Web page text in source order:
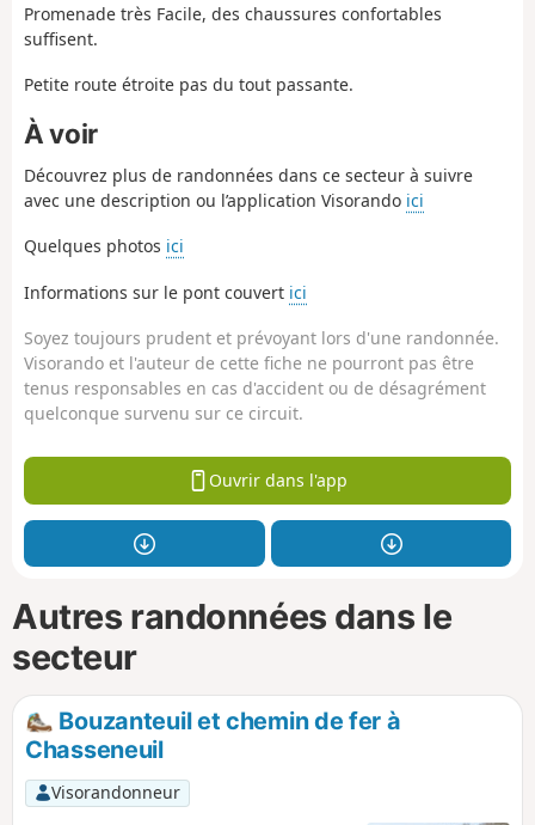
Promenade très Facile, des chaussures confortables
suffisent.
Petite route étroite pas du tout passante.
À voir
Découvrez plus de randonnées dans ce secteur à suivre
avec une description ou l’application Visorando ici
Quelques photos ici
Informations sur le pont couvert ici
Soyez toujours prudent et prévoyant lors d'une randonnée.
Visorando et l'auteur de cette fiche ne pourront pas être
tenus responsables en cas d'accident ou de désagrément
quelconque survenu sur ce circuit.
Ouvrir dans l'app
Autres randonnées dans le
secteur
Bouzanteuil et chemin de fer à
Chasseneuil
Visorandonneur